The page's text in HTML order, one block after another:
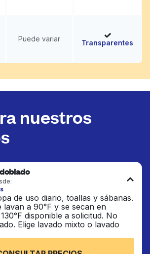
Puede variar Transparentes
nuestros
de uso diario, toallas y sábanas.
lavan a 90°F y se secan en
disponible a solicitud. No
Elige lavado mixto o lavado